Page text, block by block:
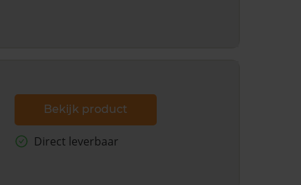
Bekijk product
Direct leverbaar